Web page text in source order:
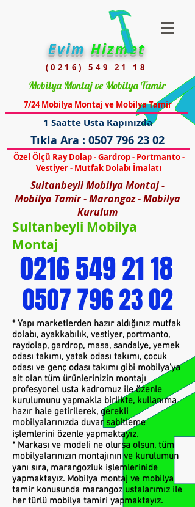
EvimHizmet
(0216) 549 21 18
Mobilya Montaj ve Mobilya Tamir
7/24 Mobilya Montaj ve Mobilya Tamir
1 Saatte Usta Kapınızda
Tıkla Ara : 0507 796 23 02
Özel Ölçü Ray Dolap - Gardrop - Portmanto -
Vestiyer - Mutfak Dolabı İmalatı
Sultanbeyli Mobilya Montaj -
Mobilya Tamir - Marangoz - Mobilya
Kurulum
Sultanbeyli Mobilya
Montaj
0507 796 23 02
0216 549 21 18
* Yapı marketlerden hazır aldığınız mutfak
dolabı, ayakkabılık, vestiyer, portmanto,
raydolap, gardrop, masa, sandalye, yemek
odası takımı, yatak odası takımı, çocuk
odası ve genç odası takımı gibi mobilya'ya
ait olan tüm ürünlerinizin montajı
profesyonel usta kadromuz ile özenle
kurulumunu yapmakla birlikte, kullanıma
hazır hale getirilerek, gerekli
mobilyalarınızda duvar sabitleme
işlemlerini özenle yapmaktayız.
* Markası ve modeli ne olursa olsun, tüm
mobilyalarınızın montajının ve kurulumun
yanı sıra, marangozluk işlemlerinide
yapmaktayız. Mobilya montaj ve mobilya
tamir konusunda marangoz ustalarımız ile
her türlü mobilya tamiri yapmaktayız.